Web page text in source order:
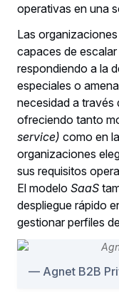
operativas en una
Las
capaces de
respondiendo a la
especiales o
necesidad a través
ofreciendo tanto
service) como en
organizaciones
sus requisitos
El modelo SaaS
despliegue rápido
gestionar perfiles
Agnet B2B